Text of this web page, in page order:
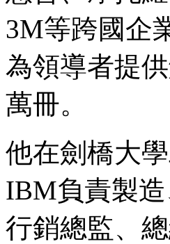
3M等跨國企
為領導者提
萬冊。
他在劍橋大
IBM負責製
行銷總監、